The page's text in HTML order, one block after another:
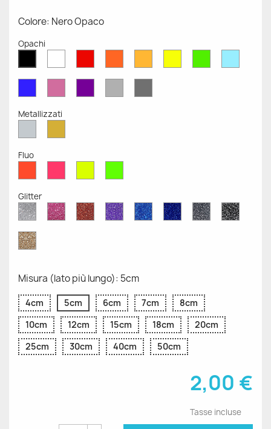
Colore: Nero Opaco
Opachi
Opaco OpacoOpacoOpacoOpacoOpacoOpacoOpaco
OpacoOpacoOpacoChiaroScuro
Metallizzati
MetallizzatoMetallizzato
Fluo
Fluo
Fluo
Fluo
Fluo
Glitter
Diamante
Glitter
Rosa
Glitter
Rosso
Glitter
Viola
Glitter
Blu
Zaffiro
Blu
Cobalto
Grigio
Glitter
Nero
Glitter
Oro
Glitter
Misura (lato più lungo): 5cm
4cm 5cm 6cm 7cm
8cm
10cm
12cm 15cm 18cm
20cm
25cm
30cm 40cm 50cm
2,00 €
Tasse incluse